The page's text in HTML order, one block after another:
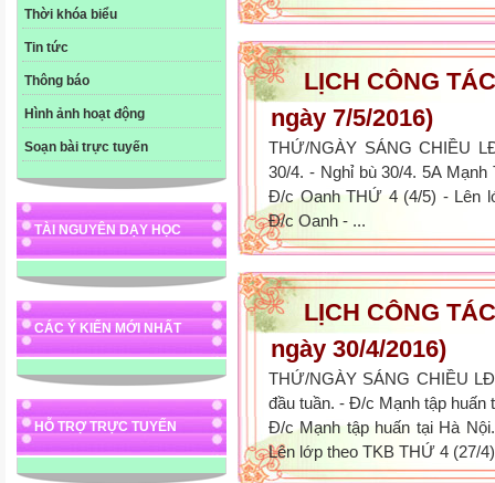
Thời khóa biểu
Tin tức
Thông báo
Hình ảnh hoạt động
Soạn bài trực tuyến
TÀI NGUYÊN DẠY HỌC
CÁC Ý KIẾN MỚI NHẤT
HỖ TRỢ TRỰC TUYẾN
LỊCH CÔNG
ngày 7/5/2016)
THỨ/NGÀY SÁNG CHIỀU
30/4. - Nghỉ bù 30/4. 5A
Đ/c Oanh THỨ 4 (4/5) - Lên
Đ/c Oanh - ...
LỊCH CÔNG
ngày 30/4/2016)
THỨ/NGÀY SÁNG CHIỀU
đầu tuần. - Đ/c Mạnh tập
Đ/c Mạnh tập huấn tại Hà
Lên lớp theo TKB THỨ 4 (27/